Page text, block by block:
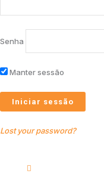
Senha
Manter sessão
Lost your password?